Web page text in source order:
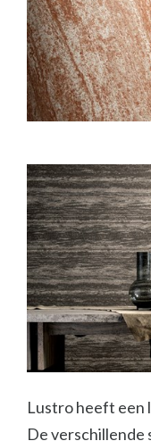
Lustro heeft een
De verschillende